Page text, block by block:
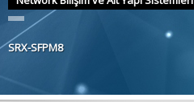
SRX-SFPM8